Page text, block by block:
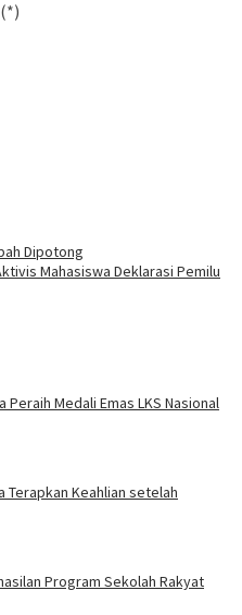
Dipotong
Mahasiswa Deklarasi Pemilu
Medali Emas LKS Nasional
Terapkan Keahlian setelah
Program Sekolah Rakyat